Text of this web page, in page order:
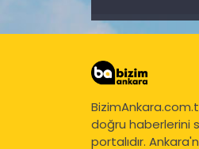
doğru haberlerini
portalıdır.